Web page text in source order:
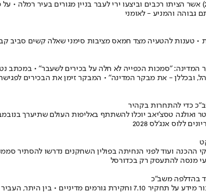
שב"כ והמשטרה עצרו את מודי גנים (20) ואת חלף אבו ג'אנם (21) אשר הציתו רכבים וביצעו
גבוהה והמניע - לאומני
המדינה: "סמכות הכפייה לא חלה על בכירים לשעבר" •
כדי להתחרות בקהיר
ואולגה טסצ'יאב יוכלו להשתתף באליפות העולם שתיערך
ללוס אנג'לס 2028
ההכנה ועוד לפני הנחיתה בפולין השחקנים נדרשו להסתיר
מנסה להתעסק רק בכדורסל
בהדלפה משב"כ
החשוד בהדלפות הגיש ערר על מעצרו וטוען כי פעל להביא לציבור